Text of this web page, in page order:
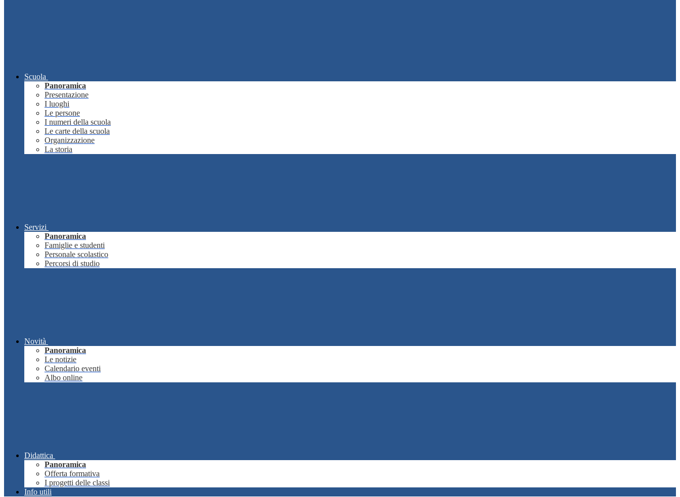
Scuola
Panoramica
Presentazione
I luoghi
Le persone
I numeri della scuola
Le carte della scuola
Organizzazione
La storia
Servizi
Panoramica
Famiglie e studenti
Personale scolastico
Percorsi di studio
Novità
Panoramica
Le notizie
Calendario eventi
Albo online
Didattica
Panoramica
Offerta formativa
I progetti delle classi
Info utili